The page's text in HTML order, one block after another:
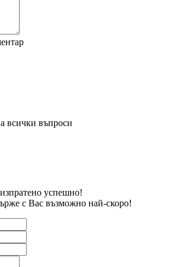
всички въпроси
успешно!
с Вас възможно най-скоро!